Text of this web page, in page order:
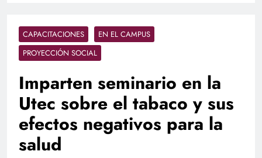
CAPACITACIONES
EN EL CAMPUS
PROYECCIÓN SOCIAL
Imparten seminario en la
Utec sobre el tabaco y sus
efectos negativos para la
salud